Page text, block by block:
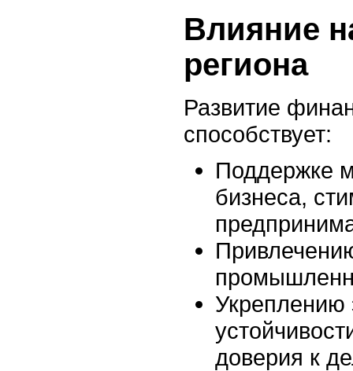
Влияние
региона
Развитие
способствует:
Поддержке
бизнеса,
Укреплению
доверия к